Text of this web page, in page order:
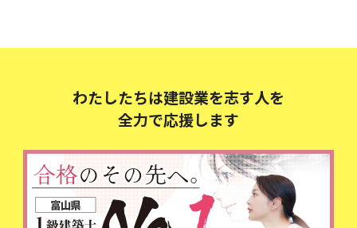
わたしたちは建設業を志す人を
全力で応援します